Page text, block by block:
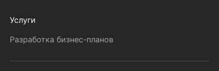
Услуги
Разработка бизнес-планов